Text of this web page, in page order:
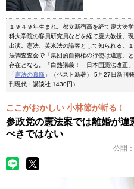
１９４９年生まれ。都立新宿高を経て慶大法
科大学院の客員研究員などを経て慶大教授。
出演。憲法、英米法の論客として知られる。
法調査査会で「集団的自衛権の行使は違憲」
存在となる。「白熱講義！ 日本国憲法改正
「憲法の真髄 」（ベスト新著） 5月27日新刊
刊現代・講談社 1430円）
ここがおかしい 小林節が斬る！
参政党の憲法案では離婚が違
べきではない
公開：